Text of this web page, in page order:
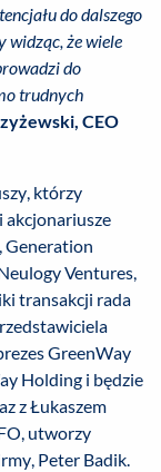
do dalszego
widząc, że wiele
do
trudnych
CEO
którzy
akcjonariusze
Generation
Ventures,
transakcji rada
GreenWay
Holding i będzie
z Łukaszem
utworzy
Peter Badik.